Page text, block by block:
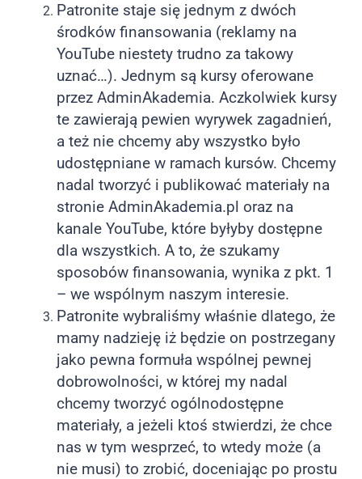
Patronite staje się jednym z dwóch
środków finansowania (reklamy na
YouTube niestety trudno za takowy
uznać…). Jednym są kursy oferowane
przez AdminAkademia. Aczkolwiek kursy
te zawierają pewien wyrywek zagadnień,
a też nie chcemy aby wszystko było
udostępniane w ramach kursów. Chcemy
nadal tworzyć i publikować materiały na
stronie AdminAkademia.pl oraz na
kanale YouTube, które byłyby dostępne
dla wszystkich. A to, że szukamy
sposobów finansowania, wynika z pkt. 1
– we wspólnym naszym interesie.
Patronite wybraliśmy właśnie dlatego, że
mamy nadzieję iż będzie on postrzegany
jako pewna formuła wspólnej pewnej
dobrowolności, w której my nadal
chcemy tworzyć ogólnodostępne
materiały, a jeżeli ktoś stwierdzi, że chce
nas w tym wesprzeć, to wtedy może (a
nie musi) to zrobić, doceniając po prostu